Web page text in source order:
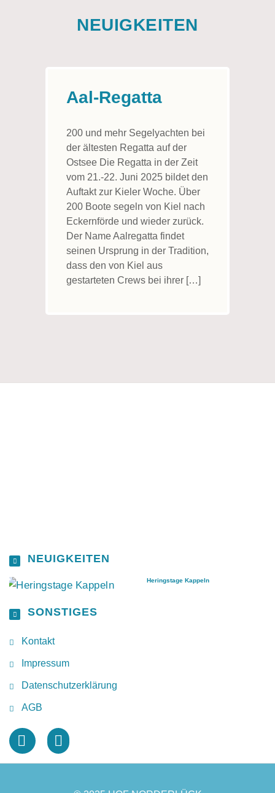
NEUIGKEITEN
Aal-Regatta
200 und mehr Segelyachten bei
der ältesten Regatta auf der
Ostsee Die Regatta in der Zeit
vom 21.-22. Juni 2025 bildet den
Auftakt zur Kieler Woche. Über
200 Boote segeln von Kiel nach
Eckernförde und wieder zurück.
Der Name Aalregatta findet
seinen Ursprung in der Tradition,
dass den von Kiel aus
gestarteten Crews bei ihrer […]
NEUIGKEITEN
Heringstage Kappeln
SONSTIGES
Kontakt
Impressum
Datenschutzerklärung
AGB